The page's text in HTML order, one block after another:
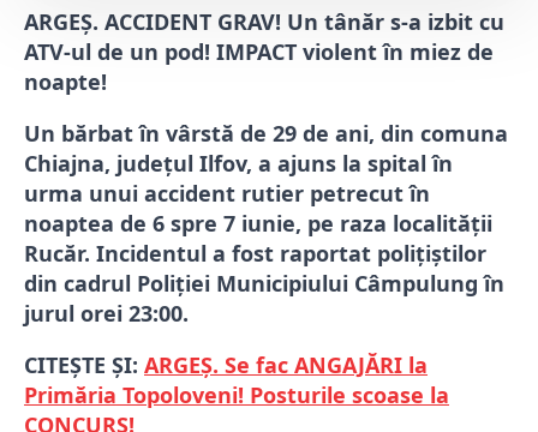
ARGEȘ. ACCIDENT GRAV! Un tânăr s-a izbit cu
ATV-ul de un pod! IMPACT violent în miez de
noapte!
Un bărbat în vârstă de 29 de ani, din comuna
Chiajna, județul Ilfov, a ajuns la spital în
urma unui accident rutier petrecut în
noaptea de 6 spre 7 iunie, pe raza localității
Rucăr. Incidentul a fost raportat polițiștilor
din cadrul Poliției Municipiului Câmpulung în
jurul orei 23:00.
CITEȘTE ȘI: ARGEȘ. Se fac ANGAJĂRI la
Primăria Topoloveni! Posturile scoase la
CONCURS!